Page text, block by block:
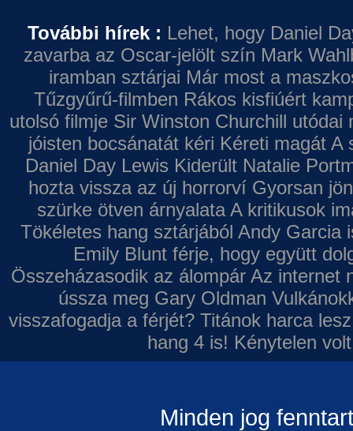
További hírek : Lehet, hogy Daniel
zavarba az Oscar-jelölt szín Mark
iramban sztárjai Már most a
Tűzgyűrű-filmben Rákos kisfiúért
utolsó filmje Sir Winston Churchill utódai
jóisten bocsánatát kéri Kéreti magát A
Daniel Day Lewis Kiderült Natalie
hozta vissza az új horrorví Gyorsan
szürke ötven árnyalata A kritikusok
Tökéletes hang sztárjából Andy Garcia
Emily Blunt férje, hogy együtt
Összeházasodik az álompár Az internet
ússza meg Gary Oldman
visszafogadja a férjét? Titánok harca
hang 4 is! Kénytelen
Minden jog